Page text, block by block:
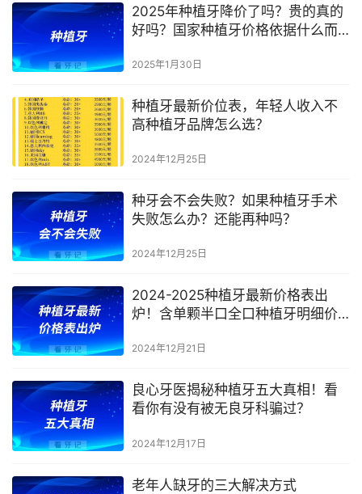
2025年种植牙降价了吗？贵的真的
好吗？国家种植牙价格依据什么而
2025年1月30日
种植牙最新价位表，年轻人收入不
高种植牙品牌怎么选？
2024年12月25日
种牙会不会失败？如果种植牙手术
失败怎么办？还能再种吗？
2024年12月25日
2024-2025种植牙最新价格表出
炉！含单颗半口全口种植牙明细价
2024年12月21日
良心牙医揭秘种植牙五大真相！看
看你有没有被无良牙科骗过？
2024年12月17日
老年人缺牙的三大解决方式